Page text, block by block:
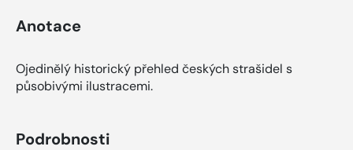
Anotace
Ojedinělý historický přehled českých strašidel s
působivými ilustracemi.
Podrobnosti